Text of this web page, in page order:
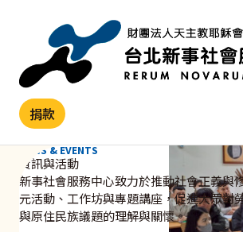
捐款
NEWS & EVENTS
資訊與活動
新事社會服務中心致力於推動社會正義與
元活動、工作坊與專題講座，促進大眾對
與原住民族議題的理解與關懷。